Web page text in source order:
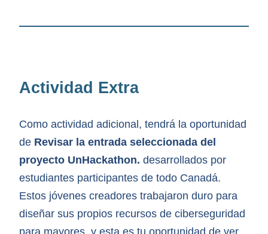
Actividad Extra
Como actividad adicional, tendrá la oportunidad
de Revisar la entrada seleccionada del
proyecto UnHackathon. desarrollados por
estudiantes participantes de todo Canadá.
Estos jóvenes creadores trabajaron duro para
diseñar sus propios recursos de ciberseguridad
para mayores, y esta es tu oportunidad de ver